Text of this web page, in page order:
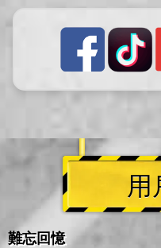
用
難忘回憶